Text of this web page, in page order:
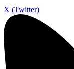
X (Twitter)